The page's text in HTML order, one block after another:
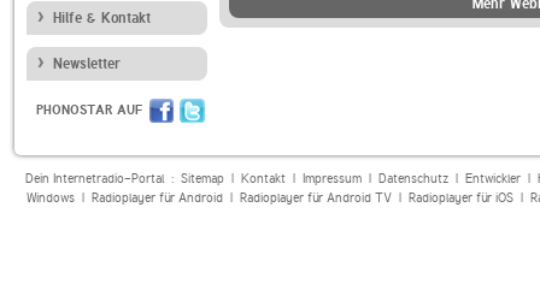
Hilfe & Kontakt
Newsletter
PHONOSTAR AUF
Mehr
Dein Internetradio-Portal : Sitemap| Kontakt| Impressum| Datenschutz| Entwickler|
Windows| Radioplayer für Android| Radioplayer für Android TV| Radioplayer für iOS|